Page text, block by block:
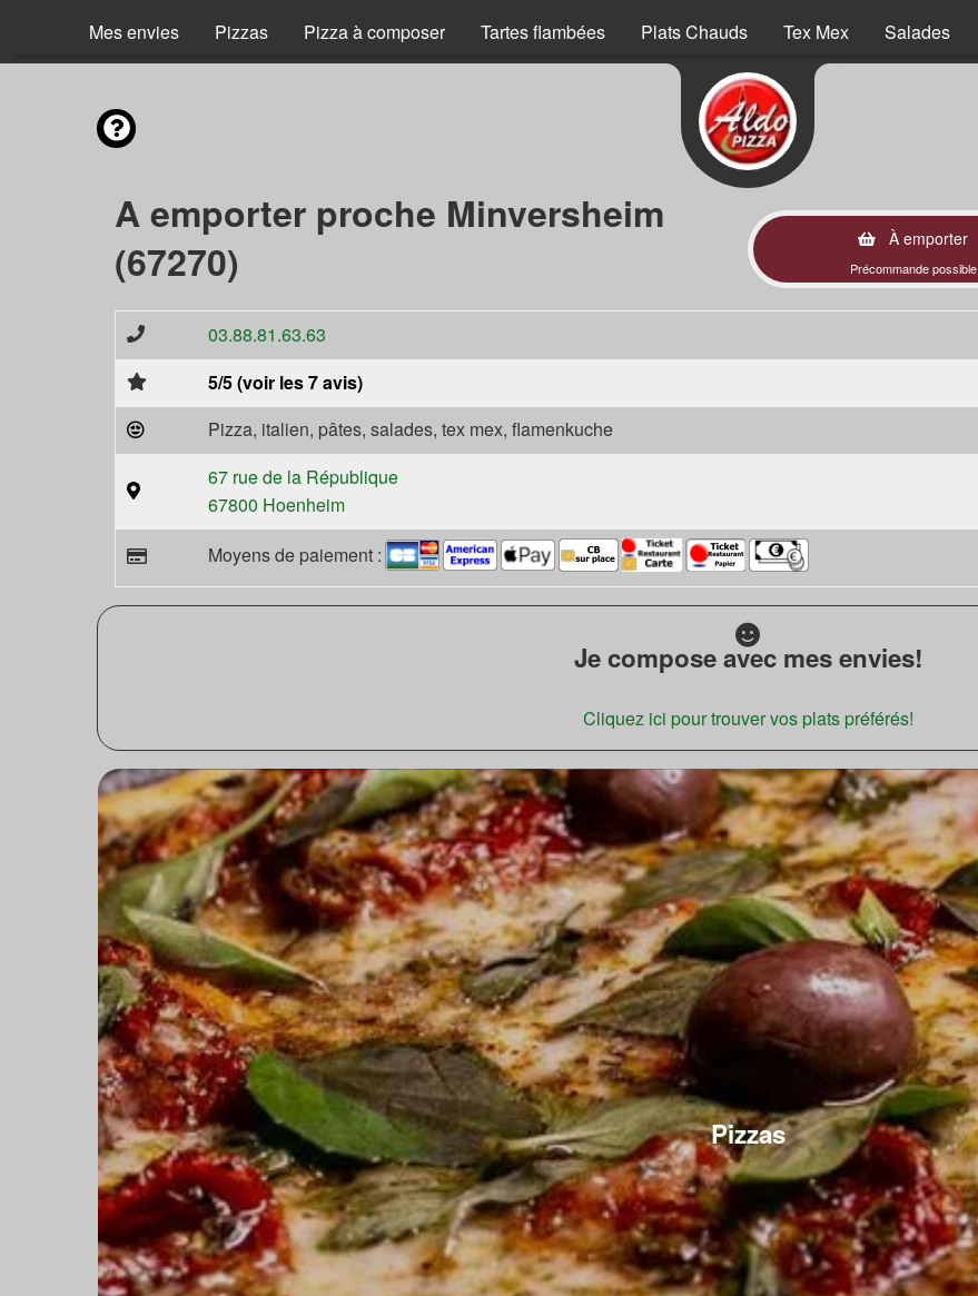
Mes envies Pizzas Pizza à composer Tartes flambées Plats Chauds Tex Mex Salades
A emporter proche Minversheim
(67270)
À emporter
Précommande possible
03.88.81.63.63
5/5 (voir les 7 avis)
Pizza, italien, pâtes, salades, tex mex, flamenkuche
67 rue de la République
67800 Hoenheim
Moyens de paiement :
Je compose avec mes envies!
Cliquez ici pour trouver vos plats préférés!
Pizzas